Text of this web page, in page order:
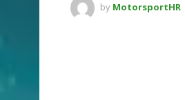
by MotorsportHR